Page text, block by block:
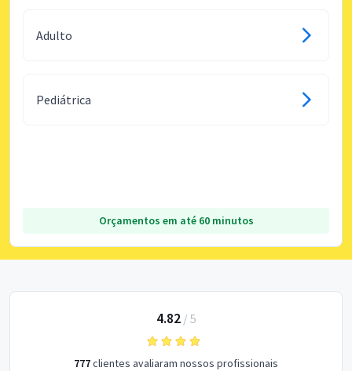
Adulto
Pediátrica
Orçamentos em até 60 minutos
4.82/ 5
777clientes avaliaram nossos profissionais